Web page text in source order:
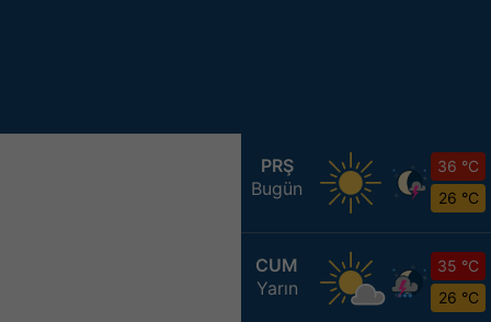
PRŞ
Bugün
36 °C
26 °C
CUM
Yarın
35 °C
26 °C